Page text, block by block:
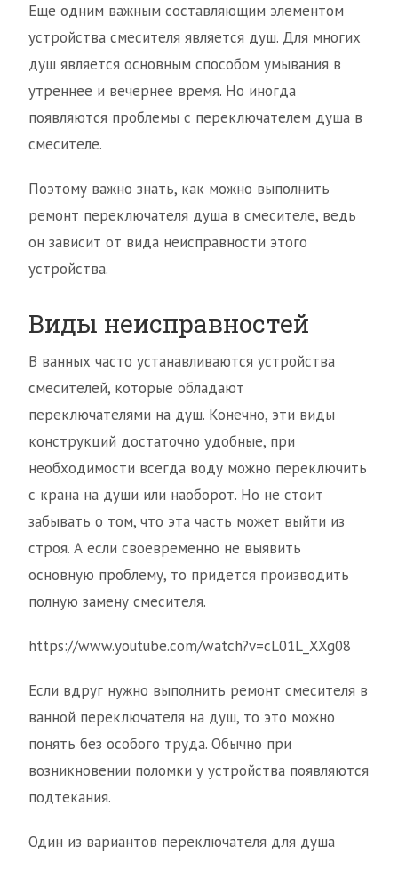
Еще одним важным составляющим элементом
устройства смесителя является душ. Для многих
душ является основным способом умывания в
утреннее и вечернее время. Но иногда
появляются проблемы с переключателем душа в
смесителе.
Поэтому важно знать, как можно выполнить
ремонт переключателя душа в смесителе, ведь
он зависит от вида неисправности этого
устройства.
Виды неисправностей
В ванных часто устанавливаются устройства
смесителей, которые обладают
переключателями на душ. Конечно, эти виды
конструкций достаточно удобные, при
необходимости всегда воду можно переключить
с крана на души или наоборот. Но не стоит
забывать о том, что эта часть может выйти из
строя. А если своевременно не выявить
основную проблему, то придется производить
полную замену смесителя.
https://www.youtube.com/watch?v=cL01L_XXg08
Если вдруг нужно выполнить ремонт смесителя в
ванной переключателя на душ, то это можно
понять без особого труда. Обычно при
возникновении поломки у устройства появляются
подтекания.
Один из вариантов переключателя для душа